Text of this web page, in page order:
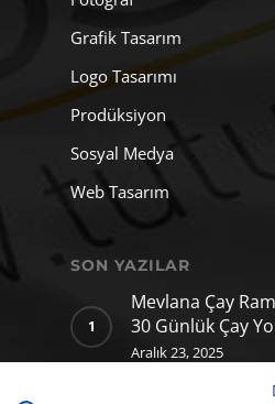
Grafik Tasarım
Logo Tasarımı
Prodüksiyon
Sosyal Medya
Web Tasarım
SON YAZILAR
Mevlana Çay
30 Günlük Çay
Aralık 23, 2025